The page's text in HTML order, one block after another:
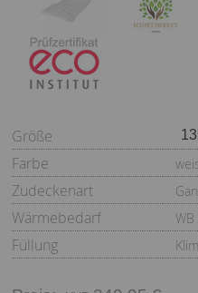
Größe
Farbe
Zudeckenart
Wärmebedarf WB
Füllung